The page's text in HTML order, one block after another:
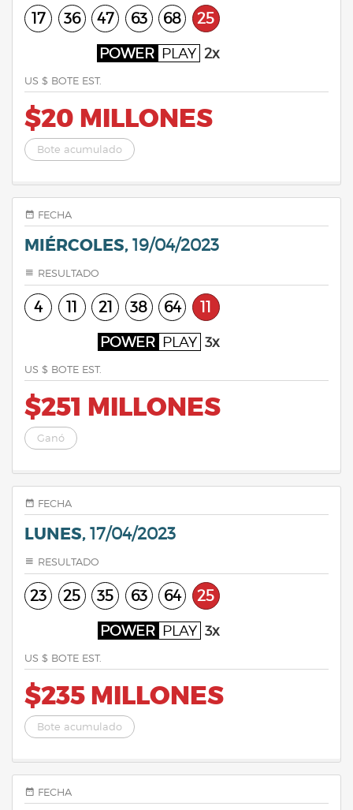
17 36 47 63 68 25
POWER PLAY 2x
US $ BOTE EST.
$20 MILLONES
Bote acumulado
FECHA
MIÉRCOLES, 19/04/2023
RESULTADO
4 11 21 38 64 11
POWER PLAY 3x
US $ BOTE EST.
$251 MILLONES
Ganó
FECHA
LUNES, 17/04/2023
RESULTADO
23 25 35 63 64 25
POWER PLAY 3x
US $ BOTE EST.
$235 MILLONES
Bote acumulado
FECHA